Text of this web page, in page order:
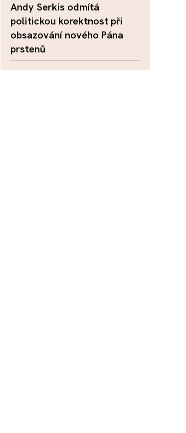
Andy Serkis odmítá
politickou korektnost při
obsazování nového Pána
prstenů